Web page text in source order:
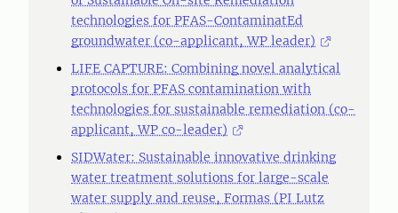
technologies for PFAS-ContaminatEd
groundwater (co-applicant, WP leader)
LIFE CAPTURE: Combining novel analytical
protocols for PFAS contamination with
technologies for sustainable remediation (co-
applicant, WP co-leader)
SIDWater: Sustainable innovative drinking
water treatment solutions for large-scale
water supply and reuse, Formas (PI Lutz